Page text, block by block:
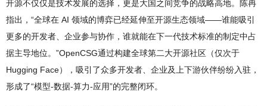
开源不仅仅是技术发展的选择，更是大国之间竞争的战略高地。陈冉
指出，“全球在 AI 领域的博弈已经延伸至开源生态领域——谁能吸引
更多的开发者、企业参与协作，谁就能在下一代技术标准的制定中占
据主导地位。”OpenCSG通过构建全球第二大开源社区（仅次于
Hugging Face），吸引了众多开发者、企业及上下游伙伴纷纷入驻，
形成了“模型-数据-算力-应用”的完整闭环。